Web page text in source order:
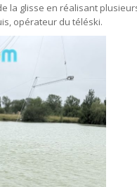
la glisse en réalisant
opérateur du téléski.